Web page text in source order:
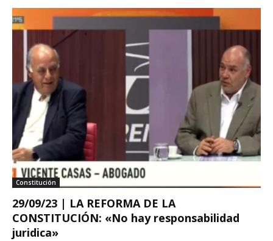
Constitución
29/09/23 | LA REFORMA DE LA
CONSTITUCIÓN: «No hay responsabilidad
juridica»